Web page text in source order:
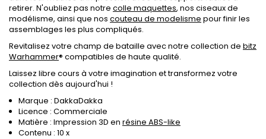
retirer. N'oubliez pas notre colle maquettes, nos ciseaux de
modélisme, ainsi que nos couteau de modelisme pour finir les
assemblages les plus compliqués.
Revitalisez votre champ de bataille avec notre collection de bitz
Warhammer® compatibles de haute qualité.
Laissez libre cours à votre imagination et transformez votre
collection dès aujourd'hui !
Marque : DakkaDakka
Licence : Commerciale
Matière : Impression 3D en résine ABS-like
Contenu : 10 x